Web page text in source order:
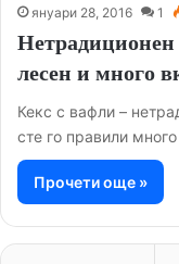
януари 28, 2016 1
лесен и много
Кекс с вафли –
сте го правили
Прочети още »